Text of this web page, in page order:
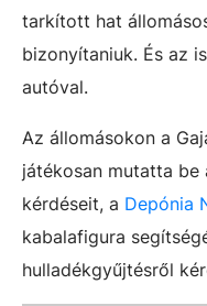
tarkított hat
bizonyítaniuk. És az
autóval.
Az állomásokon a
játékosan mutatta
kérdéseit, a Depónia
kabalafigura
hulladékgyűjtésről